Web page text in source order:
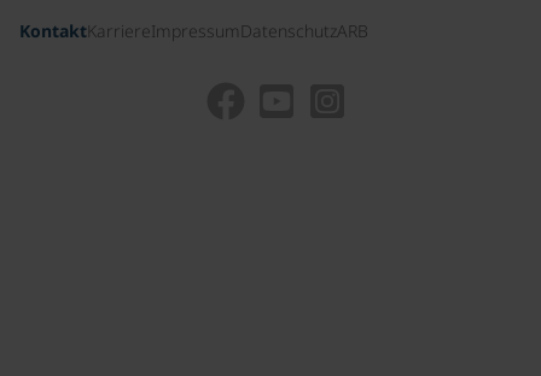
KontaktKarriereImpressum DatenschutzARB